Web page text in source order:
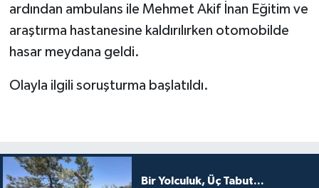
ardından ambulans ile Mehmet Akif İnan Eğitim ve
araştırma hastanesine kaldırılırken otomobilde
hasar meydana geldi.
Olayla ilgili soruşturma başlatıldı.
Bir Yolculuk, Üç Tabut...